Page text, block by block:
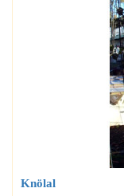
Knölal